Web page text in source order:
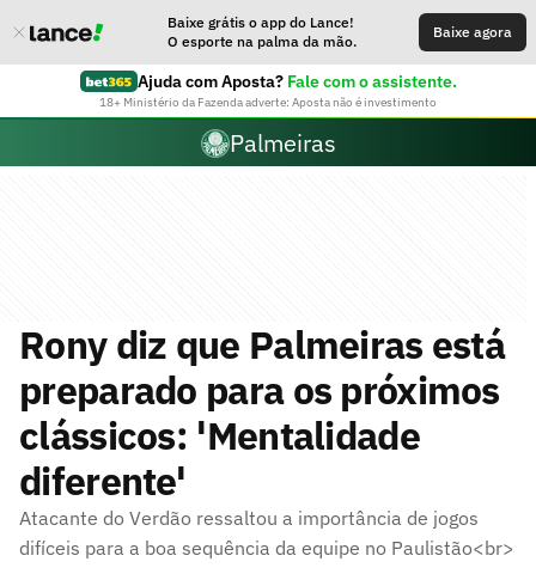
Baixe grátis o app do Lance!
O esporte na palma da mão.
Baixe agora
Ajuda com Aposta? Fale com o assistente.
18+ Ministério da Fazenda adverte: Aposta não é investimento
Palmeiras
Rony diz que Palmeiras está
preparado para os próximos
clássicos: 'Mentalidade
diferente'
Atacante do Verdão ressaltou a importância de jogos
difíceis para a boa sequência da equipe no Paulistão<br>